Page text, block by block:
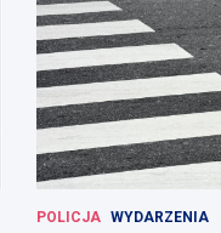
POLICJA WYDARZENIA